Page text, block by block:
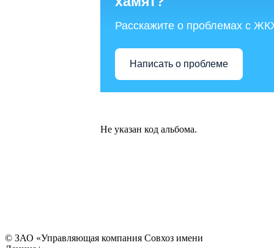
Расскажите о проблемах с
Написать о проблеме
Не указан код альбома.
© ЗАО «Управляющая компания Совхоз имени